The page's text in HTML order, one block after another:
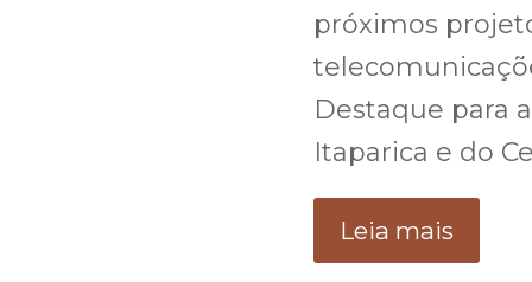
próximos
Destaque para
Itaparica e do
Leia mais